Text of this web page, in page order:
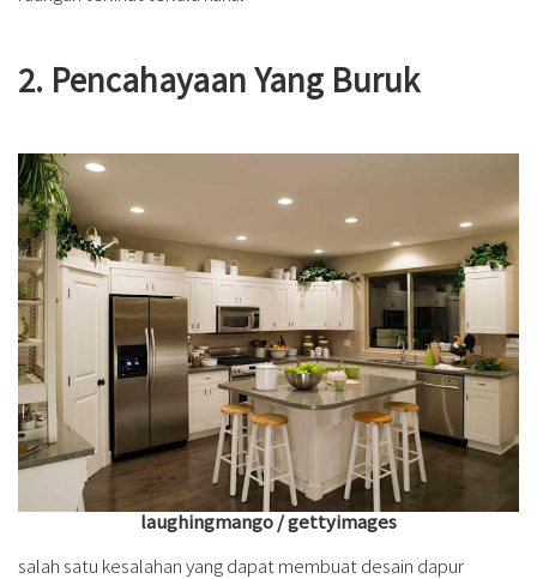
2. Pencahayaan Yang Buruk
laughingmango / gettyimages
salah satu kesalahan yang dapat membuat desain dapur